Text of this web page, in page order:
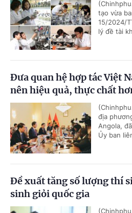
tạo vừa
15/2024/
lý đề tài
Đưa quan hệ hợp tác Việt
nên hiệu quả, thực chất
địa
Angola,
Ủy ban
Đề xuất tăng số lượng thí
sinh giỏi quốc gia